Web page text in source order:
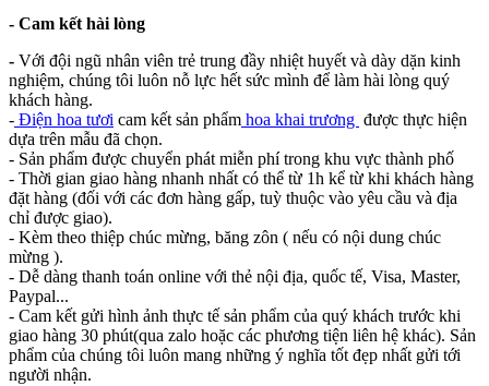
- Cam kết hài lòng
- Với đội ngũ nhân viên trẻ trung đầy nhiệt huyết và dày dặn kinh
nghiệm, chúng tôi luôn nỗ lực hết sức mình để làm hài lòng quý
khách hàng.
- Điện hoa tươi cam kết sản phẩm hoa khai trương được thực hiện
dựa trên mẫu đã chọn.
- Sản phẩm được chuyển phát miễn phí trong khu vực thành phố
- Thời gian giao hàng nhanh nhất có thể từ 1h kể từ khi khách hàng
đặt hàng (đối với các đơn hàng gấp, tuỳ thuộc vào yêu cầu và địa
chỉ được giao).
- Kèm theo thiệp chúc mừng, băng zôn ( nếu có nội dung chúc
mừng ).
- Dễ dàng thanh toán online với thẻ nội địa, quốc tế, Visa, Master,
Paypal...
- Cam kết gửi hình ảnh thực tế sản phẩm của quý khách trước khi
giao hàng 30 phút(qua zalo hoặc các phương tiện liên hệ khác). Sản
phẩm của chúng tôi luôn mang những ý nghĩa tốt đẹp nhất gửi tới
người nhận.